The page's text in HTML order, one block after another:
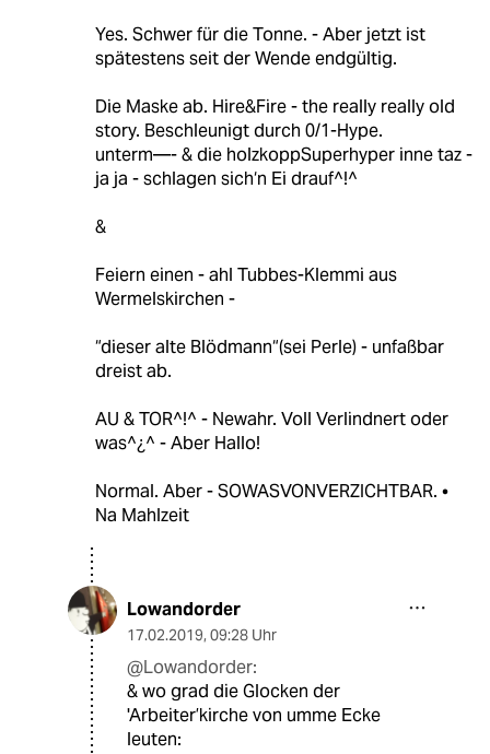
Yes. Schwer für die Tonne. - Aber jetzt ist
spätestens seit der Wende endgültig.
Die Maske ab. Hire&Fire - the really really old
story. Beschleunigt durch 0/1-Hype.
unterm—- & die holzkoppSuperhyper inne taz -
ja ja - schlagen sich‘n Ei drauf^!^
&
Feiern einen - ahl Tubbes-Klemmi aus
Wermelskirchen -
“dieser alte Blödmann“(sei Perle) - unfaßbar
dreist ab.
AU & TOR^!^ - Newahr. Voll Verlindnert oder
was^¿^ - Aber Hallo!
Normal. Aber - SOWASVONVERZICHTBAR. •
Na Mahlzeit
Lowandorder
17.02.2019, 09:28 Uhr
@Lowandorder:
& wo grad die Glocken der
'Arbeiter’kirche von umme Ecke
leuten: